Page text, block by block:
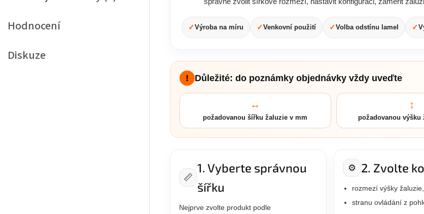
Hodnocení
Diskuze
✓Výroba na míru ✓Venkovní použití ✓Volba odstínu lamel ✓
! Důležité: do poznámky objednávky vždy uveďte
↔
požadovanou šířku žaluzie v mm
↕
požadovanou výšku
📏
1. Vyberte správnou
šířku
Nejprve zvolte produkt podle
⚙️ 2. Zvolte
rozmezí výšky žaluzie,
stranu ovládání z